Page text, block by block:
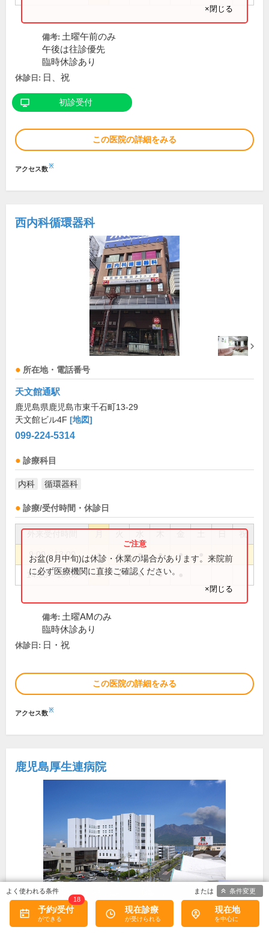
×閉じる
備考: 土曜午前のみ
午後は往診優先
臨時休診あり
休診日: 日、祝
初診受付
この医院の詳細をみる
アクセス数※
西内科循環器科
所在地・電話番号
天文館通駅
鹿児島県鹿児島市東千石町13-29
天文館ビル4F [地図]
099-224-5314
診療科目
内科 循環器科
診療/受付時間・休診日
祝
9:00～13:00 ● ● ● ● ●
14:00～18:00 ● ● ● ●
お盆(8月中旬)は休診・休業の場合があります。来院前
に必ず医療機関に直接ご確認ください。
×閉じる
備考: 土曜AMのみ
臨時休診あり
休診日: 日・祝
この医院の詳細をみる
アクセス数※
鹿児島厚生連病院
所在地・電話番号
予約/受付
18
現在診療 現在地
条件変更